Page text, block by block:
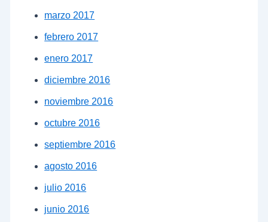
marzo 2017
febrero 2017
enero 2017
diciembre 2016
noviembre 2016
octubre 2016
septiembre 2016
agosto 2016
julio 2016
junio 2016